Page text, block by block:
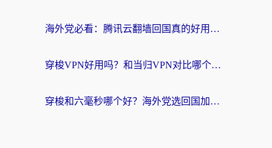
海外党必看：腾讯云翻墙回国真的好用吗？+ 3步选对回国加速器指南
穿梭VPN好用吗？和当归VPN对比哪个回国效果更好？海外党亲测实用指南
穿梭和六毫秒哪个好？海外党选回国加速器的避坑指南，附番茄加速器实测